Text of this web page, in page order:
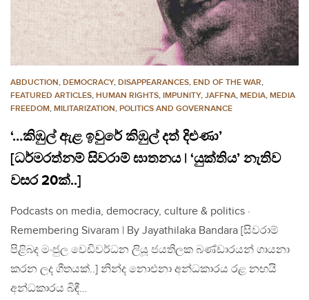
ABDUCTION, DEMOCRACY, DISAPPEARANCES, END OF THE WAR,
FEATURED ARTICLES, HUMAN RIGHTS, IMPUNITY, JAFFNA, MEDIA, MEDIA
FREEDOM, MILITARIZATION, POLITICS AND GOVERNANCE
‘…කිඹුල් ඇළ ඉවුරේ කිඹුල් දත් දිළුණා’
[ධර්මරත්නම් සිවරාම් ඝාතනය | ‘යුක්තිය’ නැතිව
වසර 20ක්..]
Podcasts on media, democracy, culture & politics ·
Remembering Sivaram | By Jayathilaka Bandara [සිවරාම්
පිළිබද මංජුල වෙඩිවර්ධන ලියූ ජයතිලක බණ්ඩාරයන් ගායනා
කරන ලද ගීතයක්..] නින්ද නොඑනා අන්ධකාරය රළ නඟයි
අන්ධකාරය බිඳී…